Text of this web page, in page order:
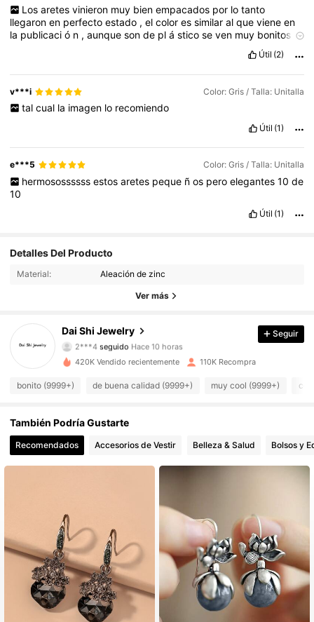
Los aretes vinieron muy bien empacados por lo tanto
llegaronen perfectoestado ,elcoloressimilaralquevieneen
la publicació n ,aunquesonde plásticoseven muy bonitos
Útil (2)
v***i Color: Gris / Talla: Unitalla
tal cual la imagen lo recomiendo
Útil (1)
e***5 Color: Gris / Talla: Unitalla
hermosossssss estos aretes peque ñ os pero elegantes 10 de
10
Útil (1)
Detalles Del Producto
Material: Aleación de zinc
Ver más
Dai Shi Jewelry
4.90 11K Seguidores
11K Seguidores
4.90
2***4 seguido Hace 10 horas
4.90
11K Seguidores
4.90 11K Seguidores
4.90
4.90 11K Seguidores
4.90 11K Seguidores
Seguir
420K Vendido recientemente 110K Recompra
bonito (9999+) de buena calidad (9999+) muy cool (9999+)
También Podría Gustarte
Recomendados Accesorios de Vestir Belleza & Salud Bolsos y